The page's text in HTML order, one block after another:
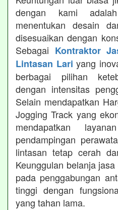
dengan kami
menentukan desain
disesuaikan dengan
Sebagai Kontraktor
Lintasan Lari yang
berbagai pilihan
dengan intensitas
Selain mendapatkan
Jogging Track yang
mendapatkan
pendampingan
lintasan tetap cerah
Keunggulan belanja
pada penggabungan
tinggi dengan
yang tahan lama.